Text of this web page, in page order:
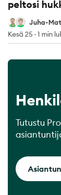
peltosi
Juha-Matti
PäiviJuha-
Kesä 25 · 1 min
Tutustu